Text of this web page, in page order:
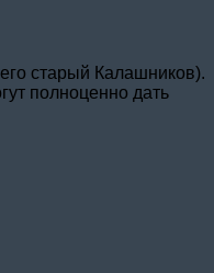
старый Калашников).
полноценно дать